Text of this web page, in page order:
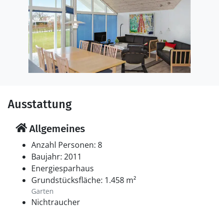
Ausstattung
Allgemeines
Anzahl Personen: 8
Baujahr: 2011
Energiesparhaus
Grundstücksfläche: 1.458 m²
Garten
Nichtraucher